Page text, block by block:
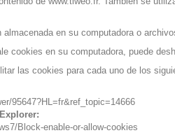
en su computadora o
cookies en su computadora, puede
las cookies para cada uno de los
95647?HL=fr&ref_topic=14666
Block-enable-or-allow-cookies